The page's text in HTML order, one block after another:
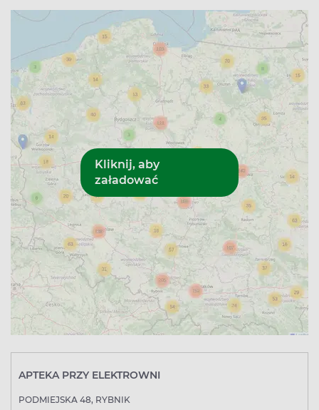
APTEKA PRZY ELEKTROWNI
PODMIEJSKA 48, RYBNIK